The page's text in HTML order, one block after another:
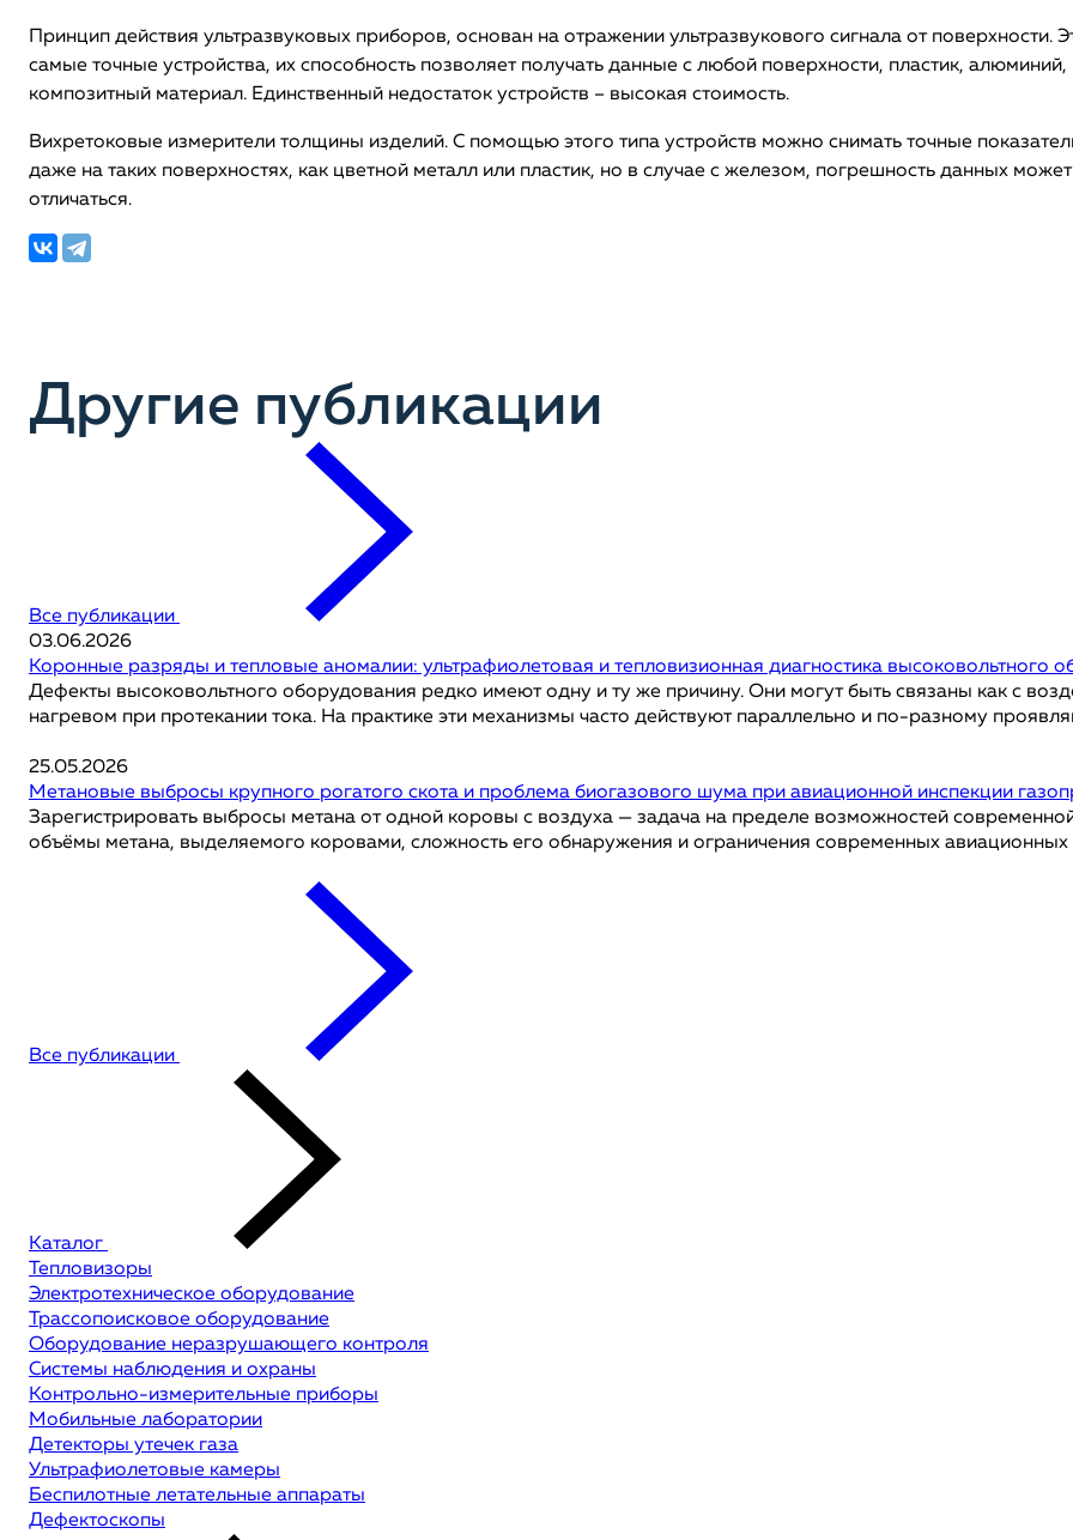
Принцип действия ультразвуковых приборов, основан на отражении ультразвукового сигнала от поверхности.
самые точные устройства, их способность позволяет получать данные с любой поверхности, пластик, алюминий,
композитный материал. Единственный недостаток устройств – высокая стоимость.
Вихретоковые измерители толщины изделий. С помощью этого типа устройств можно снимать точные
даже на таких поверхностях, как цветной металл или пластик, но в случае с железом, погрешность данных может
отличаться.
Другие публикации
Все публикации
03.06.2026
Коронные разряды и тепловые аномалии: ультрафиолетовая и тепловизионная диагностика высоковольтного
Дефекты высоковольтного оборудования редко имеют одну и ту же причину. Они могут быть связаны как с
нагревом при протекании тока. На практике эти механизмы часто действуют параллельно и по-разному
25.05.2026
Метановые выбросы крупного рогатого скота и проблема биогазового шума при авиационной инспекции
Зарегистрировать выбросы метана от одной коровы с воздуха — задача на пределе возможностей
объёмы метана, выделяемого коровами, сложность его обнаружения и ограничения современных
Все публикации
Каталог
Тепловизоры
Электротехническое оборудование
Трассопоисковое оборудование
Оборудование неразрушающего контроля
Системы наблюдения и охраны
Контрольно-измерительные приборы
Мобильные лаборатории
Детекторы утечек газа
Ультрафиолетовые камеры
Беспилотные летательные аппараты
Дефектоскопы